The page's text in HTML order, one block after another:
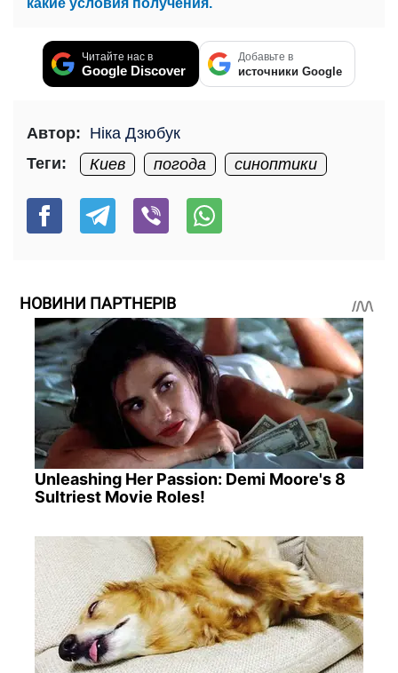
какие условия получения.
Читайте нас в
Google Discover
Добавьте в
источники Google
Автор: Ніка Дзюбук
Теги:
Киев погода синоптики
НОВИНИ ПАРТНЕРІВ
Unleashing Her Passion: Demi Moore's 8
Sultriest Movie Roles!